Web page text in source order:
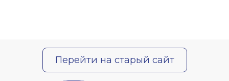
Перейти на старый сайт